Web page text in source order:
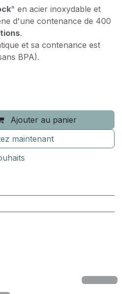
" en acier inoxydable et
d'une contenance de 400
.
et sa contenance est
BPA).
Ajouter au panier
maintenant